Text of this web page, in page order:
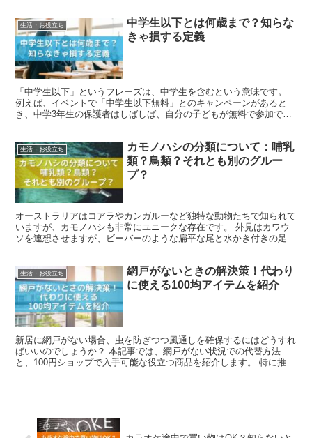
生活・お役立ち
中学生以下とは何歳まで？知らな
きゃ損する定義
「中学生以下」というフレーズは、中学生を含むという意味です。
例えば、イベントで「中学生以下無料」とのキャンペーンがあると
き、中学3年生の保護者はしばしば、自分の子どもが無料で参加でき
生活・お役立ち
カモノハシの分類について：哺乳
類？鳥類？それとも別のグルー
プ？
オーストラリアはコアラやカンガルーなど独特な動物たちで知られて
いますが、カモノハシも非常にユニークな存在です。 外見はカワウ
ソを連想させますが、ビーバーのような扁平な尾と水かき付きの足、
生活・お役立ち
網戸がないときの解決策！代わり
に使える100均アイテムを紹介
新居に網戸がない場合、虫を防ぎつつ風通しを確保するにはどうすれ
ばいいのでしょうか？ 本記事では、網戸がない状況での代替方法
と、100円ショップで入手可能な役立つ商品を紹介します。 特に推薦